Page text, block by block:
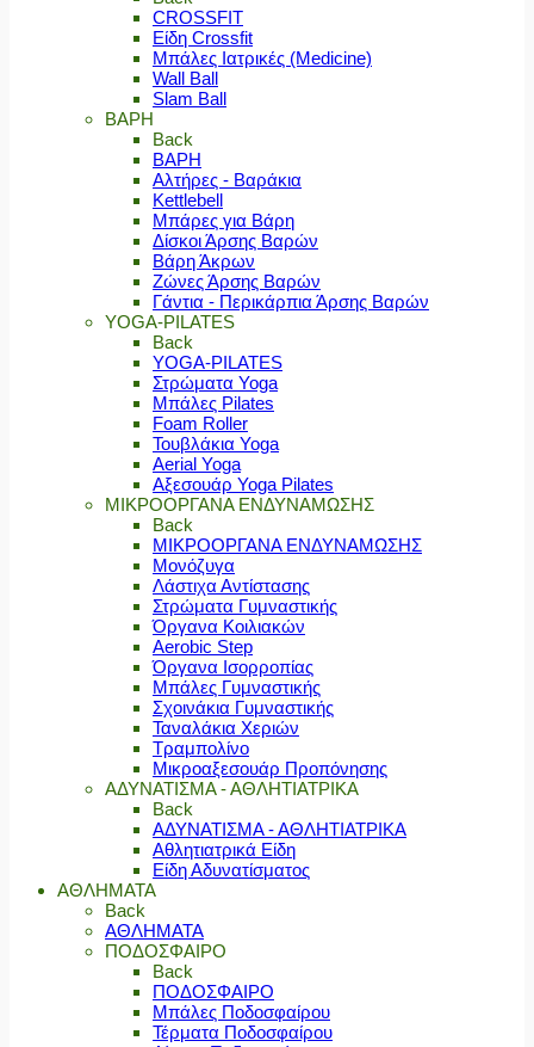
CROSSFIT
Είδη Crossfit
Μπάλες Ιατρικές (Medicine)
Wall Ball
Slam Ball
ΒΑΡΗ
Back
ΒΑΡΗ
Αλτήρες - Βαράκια
Kettlebell
Μπάρες για Βάρη
Δίσκοι Άρσης Βαρών
Βάρη Άκρων
Ζώνες Άρσης Βαρών
Γάντια - Περικάρπια Άρσης Βαρών
YOGA-PILATES
Back
YOGA-PILATES
Στρώματα Yoga
Μπάλες Pilates
Foam Roller
Τουβλάκια Yoga
Aerial Yoga
Αξεσουάρ Yoga Pilates
ΜΙΚΡΟΟΡΓΑΝΑ ΕΝΔΥΝΑΜΩΣΗΣ
Back
ΜΙΚΡΟΟΡΓΑΝΑ ΕΝΔΥΝΑΜΩΣΗΣ
Μονόζυγα
Λάστιχα Αντίστασης
Στρώματα Γυμναστικής
Όργανα Κοιλιακών
Aerobic Step
Όργανα Ισορροπίας
Μπάλες Γυμναστικής
Σχοινάκια Γυμναστικής
Ταναλάκια Χεριών
Τραμπολίνο
Μικροαξεσουάρ Προπόνησης
ΑΔΥΝΑΤΙΣΜΑ - ΑΘΛΗΤΙΑΤΡΙΚΑ
Back
ΑΔΥΝΑΤΙΣΜΑ - ΑΘΛΗΤΙΑΤΡΙΚΑ
Αθλητιατρικά Είδη
Είδη Αδυνατίσματος
ΑΘΛΗΜΑΤΑ
Back
ΑΘΛΗΜΑΤΑ
ΠΟΔΟΣΦΑΙΡΟ
Back
ΠΟΔΟΣΦΑΙΡΟ
Μπάλες Ποδοσφαίρου
Τέρματα Ποδοσφαίρου